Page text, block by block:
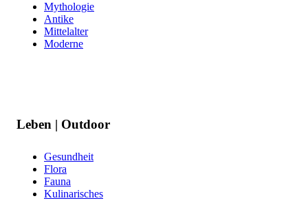
Mythologie
Antike
Mittelalter
Moderne
Leben | Outdoor
Gesundheit
Flora
Fauna
Kulinarisches